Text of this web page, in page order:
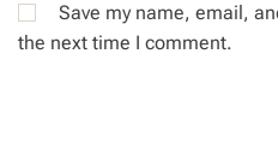
Save my name, email,
the next time I comment.